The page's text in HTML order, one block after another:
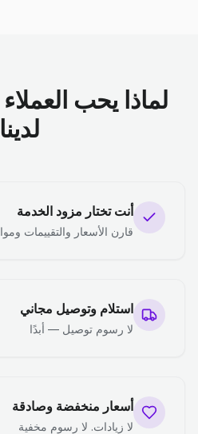
لماذا يحب
لدينا
أنت تختار مزود الخدمة
قارن الأسعار والتقييمات
استلام وتوصيل مجاني
لا رسوم توصيل — أبدًا
أسعار منخفضة وصادقة
لا زيادات. لا رسوم مخفية